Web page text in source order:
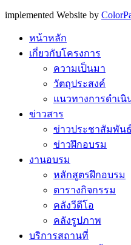
implemented Website by
หน้าหลัก
เกี่ยวกับโครงการ
ความเป็นมา
วัตถุประสงค์
แนวทางการดำเนิ
ข่าวสาร
ข่าวประชาสัมพันธ์
ข่าวฝึกอบรม
งานอบรม
หลักสูตรฝึกอบรม
ตารางกิจกรรม
คลังวีดีโอ
คลังรูปภาพ
บริการสถานที่